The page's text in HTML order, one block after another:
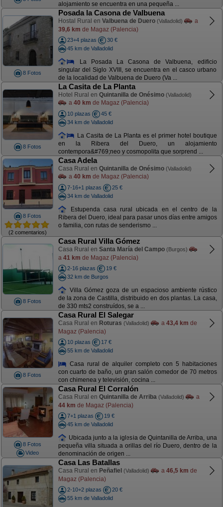
alojamiento se encuentra en una pequeña ...
8 Fotos
Posada la Casona de Valbuena
Hostal Rural en Valbuena de Duero (Valladolid)
a
39,6 km de Magaz (Palencia)
23+4 plazas
30 €
45 km de Valladolid
La Posada La Casona de Valbuena, edificio
singular del Siglo XVIII, se encuentra en el casco urbano
de la localidad de Valbuena de Duero (Va ...
8 Fotos
La Casita de La Planta
Hotel Rural en Quintanilla de Onésimo (Valladolid)
a 40 km de Magaz (Palencia)
10 plazas
45 €
34 km de Valladolid
La Casita de La Planta es el primer hotel boutique
en la Ribera del Duero, un alojamiento
contempora&#769;neo y cosmopolita que sorprend ...
8 Fotos
(2 comentarios)
Casa Adela
Casa Rural en Quintanilla de Onésimo (Valladolid)
a 40 km de Magaz (Palencia)
7-16+1 plazas
25 €
34 km de Valladolid
Estupenda casa rural ubicada en el centro de la
Ribera del Duero, ideal para pasar unos días entre amigos
o familia, con rutas de senderismo ...
8 Fotos
Casa Rural Villa Gómez
Casa Rural en Santa María del Campo (Burgos)
a 41 km de Magaz (Palencia)
2-16 plazas
19 €
32 km de Burgos
Villa Gómez goza de un espacioso ambiente rústico
de la zona de Castilla, distribuido en dos plantas. La casa,
de 330 mts2 construídos, se a ...
8 Fotos
Casa Rural El Salegar
Casa Rural en Roturas (Valladolid) a 43,4 km de
Magaz (Palencia)
10 plazas
17 €
55 km de Valladolid
Casa rural de alquiler completo con 5 habitaciones
con cuarto de baño, un gran salón comedor de 70 metros
con chimenea y televisión, cocina ...
8 Fotos
Video
Casa Rural El Corralón
Casa Rural en Quintanilla de Arriba (Valladolid)
a
44 km de Magaz (Palencia)
7+1 plazas
19 €
45 km de Valladolid
Ubicada junto a la iglesia de Quintanilla de Arriba, una
pequeña villa situada a orillas del río Duero, dentro de la
denominación de origen ...
Casa Las Batallas
Casa Rural en Peñafiel (Valladolid) a 46,5 km de
Magaz (Palencia)
2-10+2 plazas
20 €
55 km de Valladolid